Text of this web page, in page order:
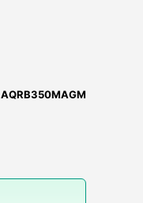
AQRB350MAGM